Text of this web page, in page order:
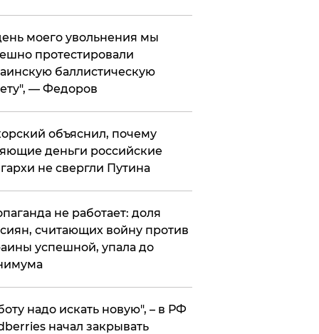
моего увольнения мы
протестировали
баллистическую
— Федоров
объяснил, почему
деньги российские
не свергли Путина
не работает: доля
считающих войну против
успешной, упала до
надо искать новую", – в РФ
начал закрывать